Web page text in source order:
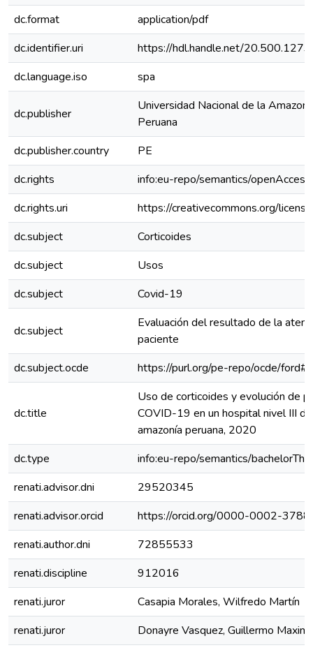
dc.format
application/pdf
dc.identifier.uri
https://hdl.handle.net/
dc.language.iso
spa
dc.publisher
Universidad Nacional de la
Peruana
dc.publisher.country
PE
dc.rights
info:eu-repo/semantics/openAccess
dc.rights.uri
https://creativecommons.org/
dc.subject
Corticoides
dc.subject
Usos
dc.subject
Covid-19
dc.subject
Evaluación del resultado de la
paciente
dc.subject.ocde
https://purl.org/pe-repo/ocde/
dc.title
Uso de corticoides y evolución de
COVID-19 en un hospital nivel III
amazonía peruana, 2020
dc.type
info:eu-repo/semantics/
renati.advisor.dni
29520345
renati.advisor.orcid
https://orcid.org/0000-0002-
renati.author.dni
72855533
renati.discipline
912016
renati.juror
Casapia Morales, Wilfredo Martín
renati.juror
Donayre Vasquez, Guillermo